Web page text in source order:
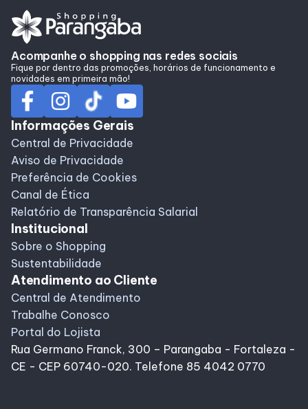
Lojas
Alimentação
Compre Online
Delivery de Alimentação
Acompanhe o shopping nas redes sociais
Fique por dentro das promoções, horários de funcionamento e
novidades em primeira mão!
Informações Gerais
Central de Privacidade
Aviso de Privacidade
Preferência de Cookies
Canal de Ética
Relatório de Transparência Salarial
Institucional
Sobre o Shopping
Sustentabilidade
Atendimento ao Cliente
Central de Atendimento
Trabalhe Conosco
Portal do Lojista
Rua Germano Franck, 300 – Parangaba - Fortaleza -
CE - CEP 60740-020. Telefone 85 4042 0770